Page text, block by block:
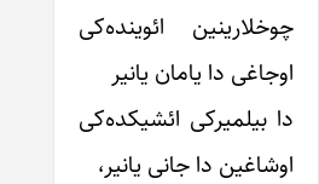
ائوینده‌کی
دا‌ یامان ‌یانیر
بیلمیرکی ائشیکده‌کی
دا جانی یانیر،